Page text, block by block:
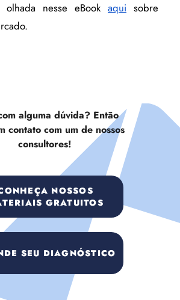
nesse eBook aqui sobre
alguma dúvida? Então
contato com um de nossos
consultores!
NOSSOS
GRATUITOS
SEU DIAGNÓSTICO